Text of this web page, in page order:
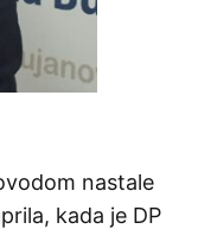
nastale
kada je DP